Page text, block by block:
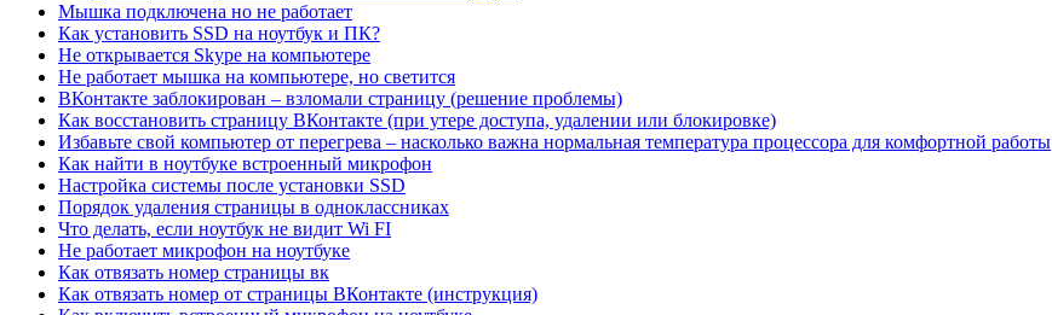
Мышка подключена но не работает
Как установить SSD на ноутбук и ПК?
Не открывается Skype на компьютере
Не работает мышка на компьютере, но светится
ВКонтакте заблокирован – взломали страницу (решение проблемы)
Как восстановить страницу ВКонтакте (при утере доступа, удалении или блокировке)
Избавьте свой компьютер от перегрева – насколько важна нормальная температура процессора для комфортной работы
Как найти в ноутбуке встроенный микрофон
Настройка системы после установки SSD
Порядок удаления страницы в одноклассниках
Что делать, если ноутбук не видит Wi FI
Не работает микрофон на ноутбуке
Как отвязать номер страницы вк
Как отвязать номер от страницы ВКонтакте (инструкция)